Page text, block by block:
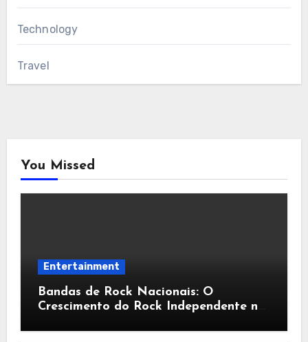
Technology
Travel
You Missed
Entertainment
Bandas de Rock Nacionais: O
Crescimento do Rock Independente no